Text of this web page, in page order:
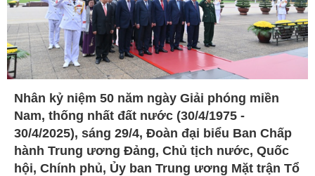
Nhân kỷ niệm 50 năm ngày Giải phóng miền
Nam, thống nhất đất nước (30/4/1975 -
30/4/2025), sáng 29/4, Đoàn đại biểu Ban Chấp
hành Trung ương Đảng, Chủ tịch nước, Quốc
hội, Chính phủ, Ủy ban Trung ương Mặt trận Tổ